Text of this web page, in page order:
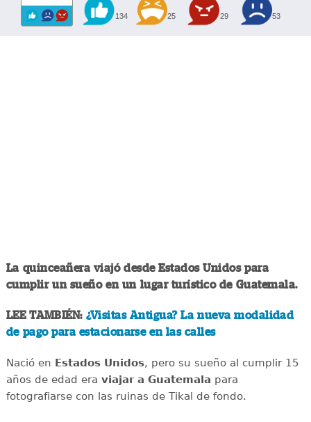
134 25 29 53
La quinceañera viajó desde Estados Unidos para
cumplir un sueño en un lugar turístico de Guatemala.
LEE TAMBIÉN: ¿Visitas Antigua? La nueva modalidad
de pago para estacionarse en las calles
Nació en Estados Unidos, pero su sueño al cumplir 15
años de edad era viajar a Guatemala para
fotografiarse con las ruinas de Tikal de fondo.